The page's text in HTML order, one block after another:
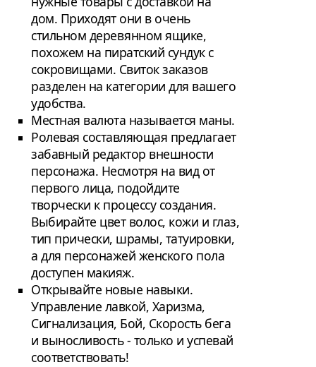
дом. Приходят они в очень
стильном деревянном ящике,
похожем на пиратский сундук с
сокровищами. Свиток заказов
разделен на категории для вашего
удобства.
Местная валюта называется маны.
Ролевая составляющая предлагает
забавный редактор внешности
персонажа. Несмотря на вид от
первого лица, подойдите
творчески к процессу создания.
Выбирайте цвет волос, кожи и глаз,
тип прически, шрамы, татуировки,
а для персонажей женского пола
доступен макияж.
Открывайте новые навыки.
Управление лавкой, Харизма,
Сигнализация, Бой, Скорость бега
и выносливость - только и успевай
соответствовать!